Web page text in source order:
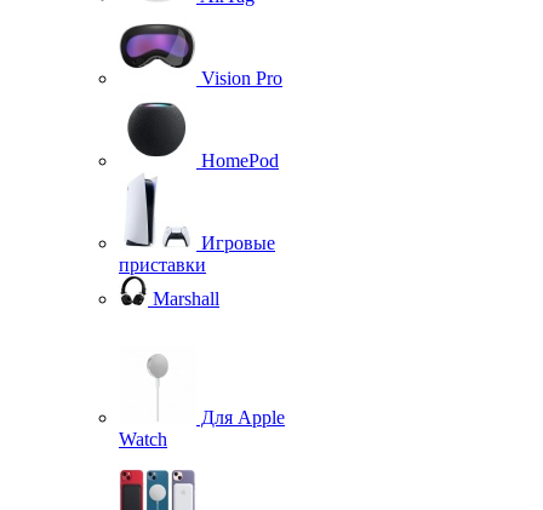
Vision Pro
HomePod
Игровые
приставки
Marshall
Для Apple
Watch